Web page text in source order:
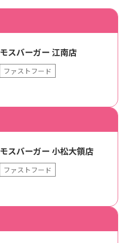
モスバーガー 江南店
ファストフード
モスバーガー 小松大領店
ファストフード